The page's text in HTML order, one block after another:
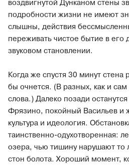
воздвигнутой Дунканом стены
подробности жизни не имеют
слышны, действия
переживать чистое бытие в его
звуковом становлении.
Когда же спустя 30 минут стена
бы очнется. (В разных, как и
слова.) Далеко позади
Фрязино, покойный Васильев и
культура и идеология.
таинственно-одухотворенная:
озера, чью тишину нарушают то
стон болота. Хороший момент,